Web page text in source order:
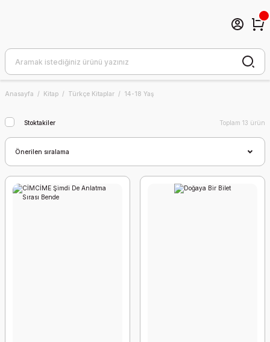
Anasayfa Kitap Türkçe Kitaplar 14-18 Yaş
Stoktakiler Toplam 13 ürün